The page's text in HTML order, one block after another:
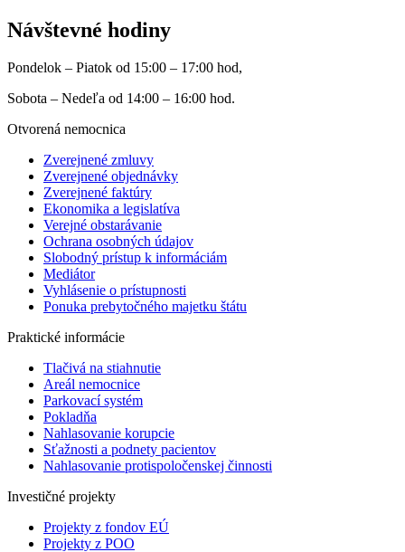
Návštevné hodiny
Pondelok – Piatok od 15:00 – 17:00 hod,
Sobota – Nedeľa od 14:00 – 16:00 hod.
Otvorená nemocnica
Zverejnené zmluvy
Zverejnené objednávky
Zverejnené faktúry
Ekonomika a legislatíva
Verejné obstarávanie
Ochrana osobných údajov
Slobodný prístup k informáciám
Mediátor
Vyhlásenie o prístupnosti
Ponuka prebytočného majetku štátu
Praktické informácie
Tlačivá na stiahnutie
Areál nemocnice
Parkovací systém
Pokladňa
Nahlasovanie korupcie
Sťažnosti a podnety pacientov
Nahlasovanie protispoločenskej činnosti
Investičné projekty
Projekty z fondov EÚ
Projekty z POO